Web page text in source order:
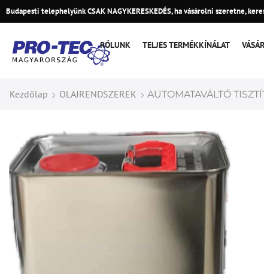
Budapesti telephelyünk CSAK NAGYKERESKEDÉS, ha vásárolni szeretne,
RÓLUNK TELJES TERMÉKKÍNÁLAT
Kezdőlap OLAJRENDSZEREK AUTOMATAVÁLTÓ